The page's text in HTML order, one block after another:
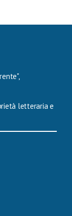
letteraria e